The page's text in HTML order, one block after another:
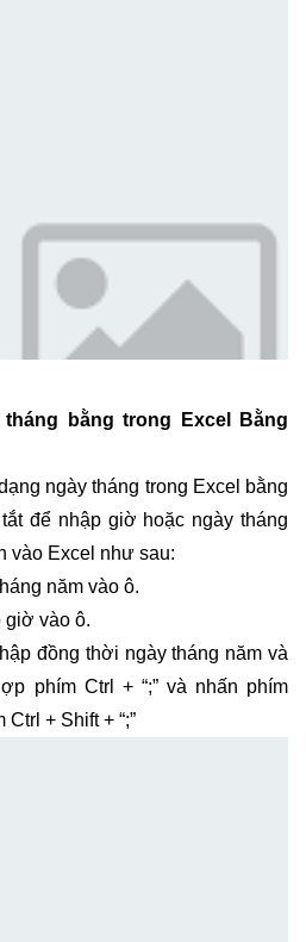
bằng trong Excel Bằng
ngày tháng trong Excel bằng
để nhập giờ hoặc ngày tháng
vào Excel như sau:
năm vào ô.
giờ vào ô.
đồng thời ngày tháng năm và
phím Ctrl + “;” và nhấn phím
+ Shift + “;”